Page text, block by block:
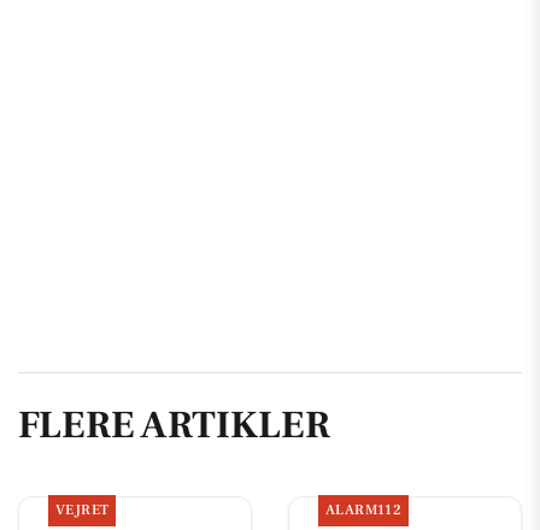
FLERE ARTIKLER
VEJRET ALARM112